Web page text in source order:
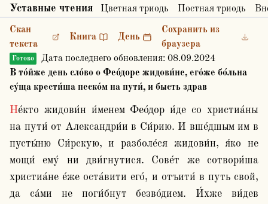
Уставные чтения Цветная триодь Постная триодь
Скан
текста
Книга День
Сохранить из
браузера
Готово Дата последнего обновления: 08.09.2024
В то́йже день сло́во о Фео́доре жидови́не, его́же бо́льна
су́ща крести́ша песко́м на пути́, и бысть здрав
Не́кто жидови́н и́менем Фео́дор и́де со христиа́ны
на пути́ от Александри́и в Си́рию. И вше́дшым им в
пусты́ню Си́рскую, и разболе́ся жидови́н, я́ко не
мощи́ ему́ ни дви́гнутися. Сове́т же сотвори́ша
христиа́не е́же оста́вити его́, и отъити́ в путь свой,
да са́ми не поги́бнут безво́дием. И́хже ви́дев